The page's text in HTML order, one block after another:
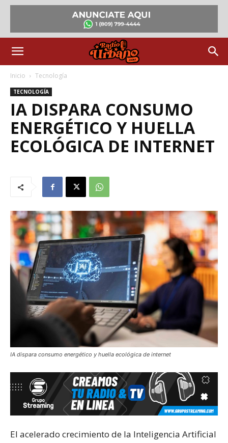
Inicio Tecnología
TECNOLOGÍA
IA DISPARA CONSUMO
ENERGÉTICO Y HUELLA
ECOLÓGICA DE INTERNET
IA dispara consumo energético y huella ecológica de internet
El acelerado crecimiento de la Inteligencia Artificial